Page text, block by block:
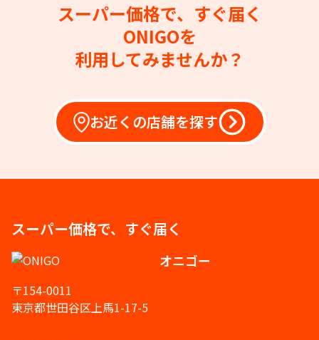
スーパー価格で、すぐ届く
ONIGOを
利用してみませんか？
お近くの店舗を探す
スーパー価格で、すぐ届く
オニゴー
〒154-0011
東京都世田谷区上馬1-17-5